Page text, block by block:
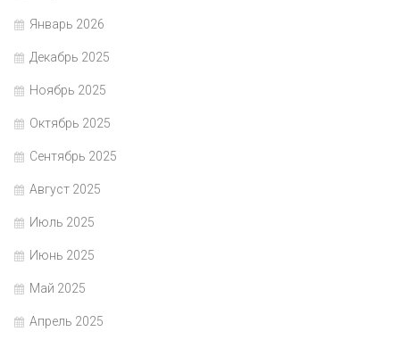
Январь 2026
Декабрь 2025
Ноябрь 2025
Октябрь 2025
Сентябрь 2025
Август 2025
Июль 2025
Июнь 2025
Май 2025
Апрель 2025